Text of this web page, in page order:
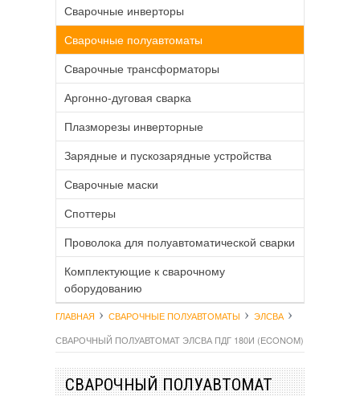
Сварочные инверторы
Сварочные полуавтоматы
Сварочные трансформаторы
Аргонно-дуговая сварка
Плазморезы инверторные
Зарядные и пускозарядные устройства
Сварочные маски
Споттеры
Проволока для полуавтоматической сварки
Комплектующие к сварочному
оборудованию
ГЛАВНАЯ СВАРОЧНЫЕ ПОЛУАВТОМАТЫ
ЭЛСВА
СВАРОЧНЫЙ ПОЛУАВТОМАТ ЭЛСВА ПДГ 180И (ECONOM)
СВАРОЧНЫЙ ПОЛУАВТОМАТ